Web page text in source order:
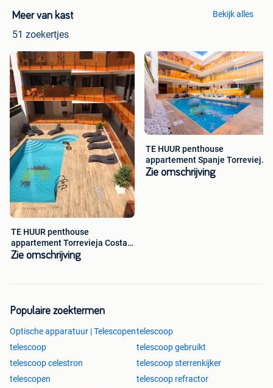
Meer van kast
51 zoekertjes
Bekijk alles
TE HUUR penthouse
appartement Torrevieja Costa
Blanca Spanje
Zie omschrijving
TE HUUR penthouse
appartement Spanje Torrevieja
Costa Blanca
Zie omschrijving
Populaire zoektermen
Optische apparatuur | Telescopentelescoop
telescoop
telescoop gebruikt
telescoop celestron
telescoop sterrenkijker
telescopen
telescoop refractor